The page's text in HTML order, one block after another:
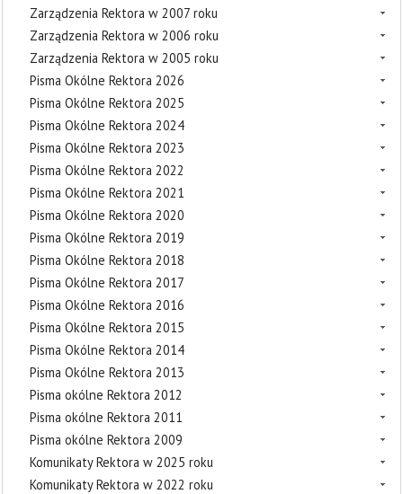
Zarządzenia Rektora w 2007 roku
Zarządzenia Rektora w 2006 roku
Zarządzenia Rektora w 2005 roku
Pisma Okólne Rektora 2026
Pisma Okólne Rektora 2025
Pisma Okólne Rektora 2024
Pisma Okólne Rektora 2023
Pisma Okólne Rektora 2022
Pisma Okólne Rektora 2021
Pisma Okólne Rektora 2020
Pisma Okólne Rektora 2019
Pisma Okólne Rektora 2018
Pisma Okólne Rektora 2017
Pisma Okólne Rektora 2016
Pisma Okólne Rektora 2015
Pisma Okólne Rektora 2014
Pisma Okólne Rektora 2013
Pisma okólne Rektora 2012
Pisma okólne Rektora 2011
Pisma okólne Rektora 2009
Komunikaty Rektora w 2025 roku
Komunikaty Rektora w 2022 roku